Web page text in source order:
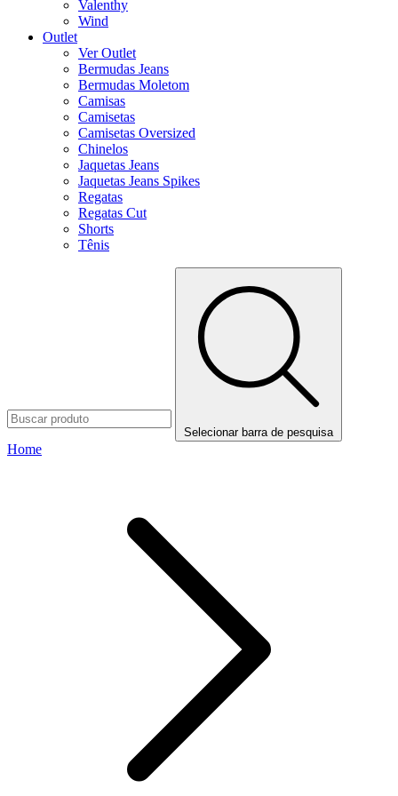
Valenthy
Wind
Outlet
Ver Outlet
Bermudas Jeans
Bermudas Moletom
Camisas
Camisetas
Camisetas Oversized
Chinelos
Jaquetas Jeans
Jaquetas Jeans Spikes
Regatas
Regatas Cut
Shorts
Tênis
Selecionar barra de pesquisa
Home